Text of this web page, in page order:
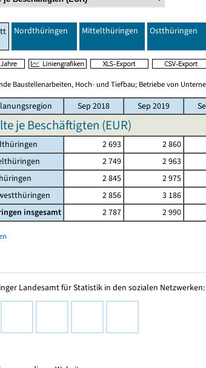
Nordthüringen Mittelthüringen Ostthüringen
Baustellenarbeiten, Hoch- und Tiefbau; Betriebe von
Sep 2018 Sep 2019
je Beschäftigten (EUR)
2 693 2 860
2 749 2 963
2 845 2 975
2 856 3 186
insgesamt
2 787 2 990
Landesamt für Statistik in den sozialen Netzwerken: